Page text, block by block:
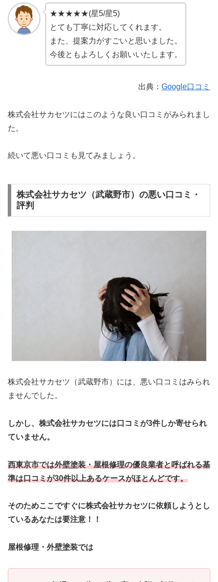
★★★★★(星5/星5)
とても丁寧に対応してくれます。
また、提案力がすごいと思いました。
今後ともよろしくお願いいたします。
出典： Google口コミ
株式会社サカセツにはこのような良い口コミがみられまし
た。
続いて悪い口コミも見てみましょう。
株式会社サカセツ（武蔵野市）の悪い口コミ・
評判
株式会社サカセツ（武蔵野市）には、悪い口コミはみられ
ませんでした。
しかし、株式会社サカセツには口コミが3件しか寄せられ
ていません。
西東京市では外壁塗装・屋根修理の優良業者と呼ばれる基
準は口コミが30件以上あるケースがほとんどです。
そのためここですぐに株式会社サカセツに依頼しようとし
ているあなたは要注意！！
屋根修理・外壁塗装では